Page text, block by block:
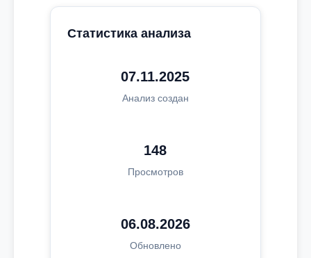
Статистика анализа
07.11.2025
Анализ создан
148
Просмотров
06.08.2026
Обновлено